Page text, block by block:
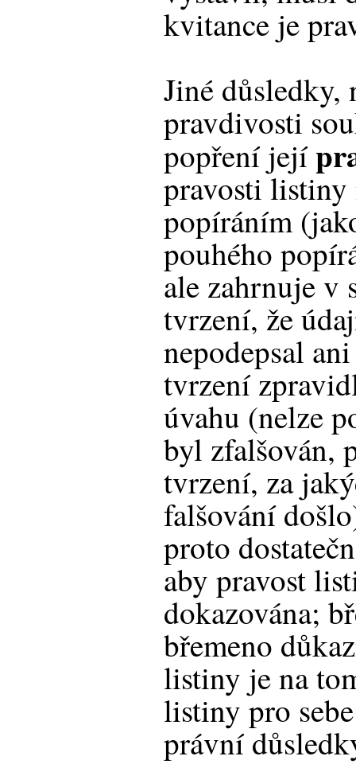
kvitance je
Jiné důsledky,
pravdivosti
popření její
pravosti
popíráním
pouhého
ale zahrnuje v
tvrzení, že
nepodepsal
tvrzení
úvahu (nelze
byl zfalšován,
tvrzení, za
falšování
proto
aby pravost
dokazována;
břemeno
listiny je na
listiny pro
právní